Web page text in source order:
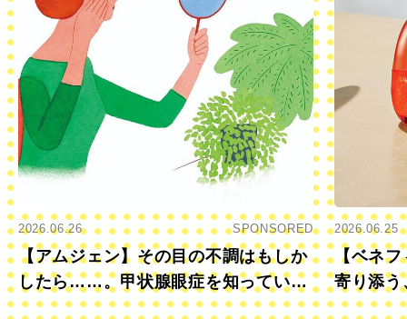
2026.06.26 SPONSORED
【アムジェン】その目の不調はもしか
したら……。甲状腺眼症を知っていま
すか？
2026.06.25
【ベネフ
寄り添う
きに